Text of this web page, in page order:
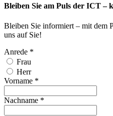
Bleiben Sie am Puls der ICT –
Bleiben Sie informiert – mit dem
uns auf Sie!
Anrede *
Frau
Herr
Vorname *
Nachname *